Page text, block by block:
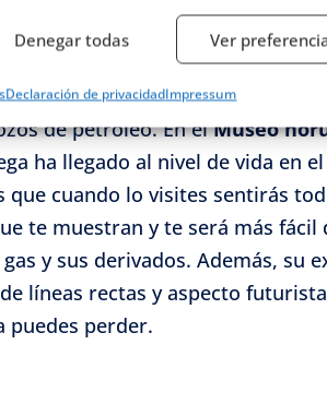
objetivo de seleccionar el contenido.
de otras fuentes de información,
de dispositivos en función de la
y detectar fraudes, y eliminar
y contenido, Guardar y
privacidad.
Siempre
Denegar todas Ver
Declaración de privacidadImpressum
los países más pobres de
de petróleo. En elMuseo
ha llegado al nivel de vida en
cuando lo visites sentirás
te muestran y te será más
y sus derivados. Además, su
líneas rectas y aspecto
puedes perder.